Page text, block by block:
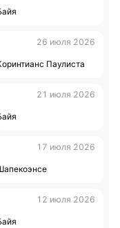
26 июля 2026
Паулиста
21 июля 2026
17 июля 2026
12 июля 2026